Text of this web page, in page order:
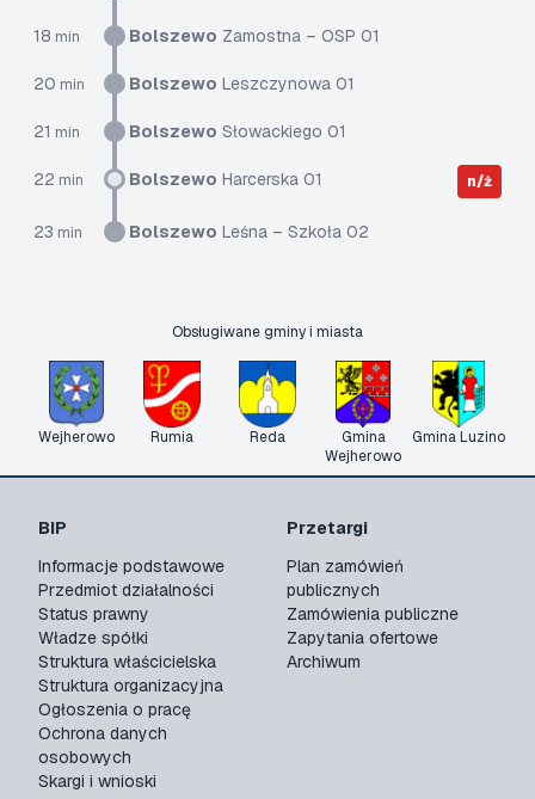
18 min Bolszewo Zamostna – OSP 01
20 min Bolszewo Leszczynowa 01
21 min Bolszewo Słowackiego 01
22 min Bolszewo Harcerska 01 n/ż
23 min Bolszewo Leśna – Szkoła 02
Obsługiwane gminy i miasta
Wejherowo Rumia Reda
Gmina
Wejherowo
Gmina Luzino
BIP
Informacje podstawowe
Przedmiot działalności
Status prawny
Władze spółki
Struktura właścicielska
Struktura organizacyjna
Ogłoszenia o pracę
Ochrona danych
osobowych
Skargi i wnioski
Przetargi
Plan zamówień
publicznych
Zamówienia publiczne
Zapytania ofertowe
Archiwum